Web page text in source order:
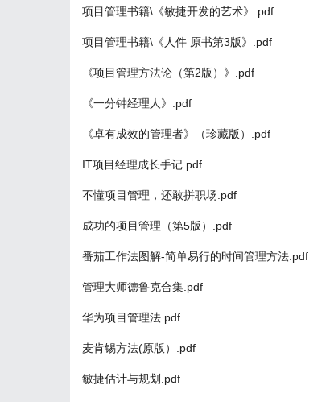
项目管理书籍\《敏捷开发的艺术》.pdf
项目管理书籍\《人件 原书第3版》.pdf
《项目管理方法论（第2版）》.pdf
《一分钟经理人》.pdf
《卓有成效的管理者》（珍藏版）.pdf
IT项目经理成长手记.pdf
不懂项目管理，还敢拼职场.pdf
成功的项目管理（第5版）.pdf
番茄工作法图解-简单易行的时间管理方法.pdf
管理大师德鲁克合集.pdf
华为项目管理法.pdf
麦肯锡方法(原版）.pdf
敏捷估计与规划.pdf